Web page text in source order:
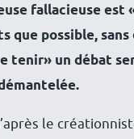
fallacieuse est
que possible,
tenir» un débat
le